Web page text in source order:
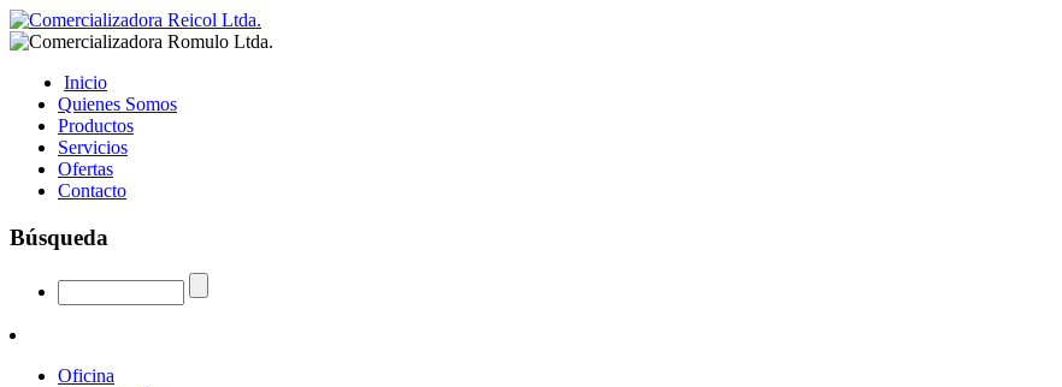
Inicio
Quienes Somos
Productos
Servicios
Ofertas
Contacto
Búsqueda
Oficina